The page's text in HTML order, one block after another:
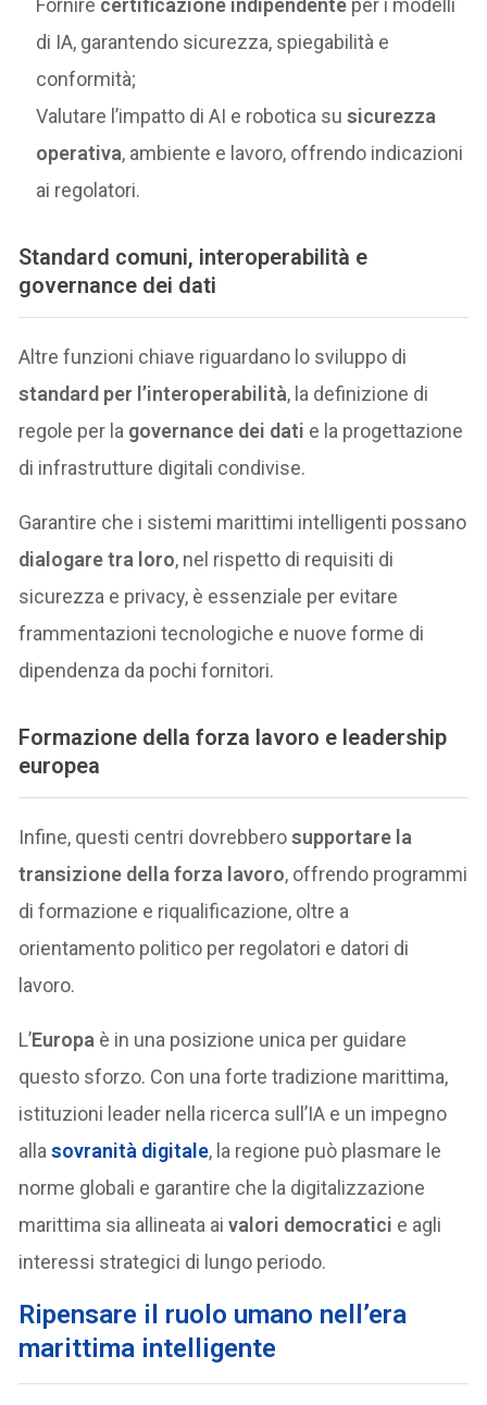
Fornire certificazione indipendente per i modelli
di IA, garantendo sicurezza, spiegabilità e
conformità;
Valutare l’impatto di AI e robotica susicurezza
operativa, ambiente e lavoro, offrendo indicazioni
ai regolatori.
Standard comuni, interoperabilità e
governance dei dati
Altre funzioni chiave riguardano lo sviluppo di
standard per l’interoperabilità, la definizione di
regole per la governance dei dati e la progettazione
di infrastrutture digitali condivise.
Garantire che i sistemi marittimi intelligenti possano
dialogare tra loro, nel rispetto di requisiti di
sicurezza e privacy, è essenziale per evitare
frammentazioni tecnologiche e nuove forme di
dipendenza da pochi fornitori.
Formazione della forza lavoro e leadership
europea
Infine, questi centri dovrebberosupportare la
transizione della forza lavoro, offrendo programmi
di formazione e riqualificazione, oltre a
orientamento politico per regolatori e datori di
lavoro.
L’Europa è in una posizione unica per guidare
questo sforzo. Con una forte tradizione marittima,
istituzioni leader nella ricerca sull’IA e un impegno
allasovranità digitale, la regione può plasmare le
norme globali e garantire che la digitalizzazione
marittima sia allineata aivalori democratici e agli
interessi strategici di lungo periodo.
Ripensare il ruolo umano nell’era
marittima intelligente